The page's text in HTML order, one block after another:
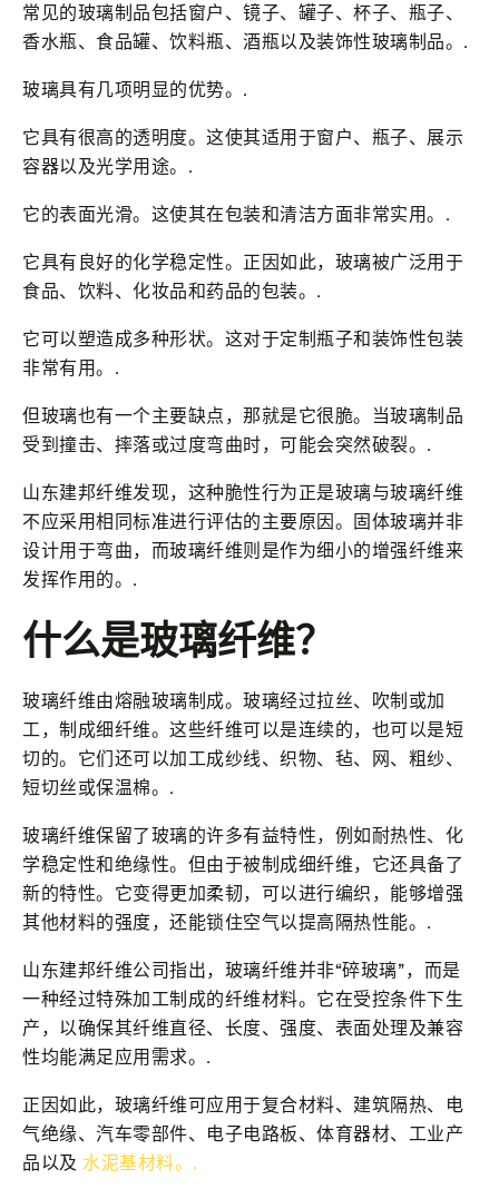
常见的玻璃制品包括窗户、镜子、罐子、杯子、瓶子、
香水瓶、食品罐、饮料瓶、酒瓶以及装饰性玻璃制品。.
玻璃具有几项明显的优势。.
它具有很高的透明度。这使其适用于窗户、瓶子、展示
容器以及光学用途。.
它的表面光滑。这使其在包装和清洁方面非常实用。.
它具有良好的化学稳定性。正因如此，玻璃被广泛用于
食品、饮料、化妆品和药品的包装。.
它可以塑造成多种形状。这对于定制瓶子和装饰性包装
非常有用。.
但玻璃也有一个主要缺点，那就是它很脆。当玻璃制品
受到撞击、摔落或过度弯曲时，可能会突然破裂。.
山东建邦纤维发现，这种脆性行为正是玻璃与玻璃纤维
不应采用相同标准进行评估的主要原因。固体玻璃并非
设计用于弯曲，而玻璃纤维则是作为细小的增强纤维来
发挥作用的。.
什么是玻璃纤维？
玻璃纤维由熔融玻璃制成。玻璃经过拉丝、吹制或加
工，制成细纤维。这些纤维可以是连续的，也可以是短
切的。它们还可以加工成纱线、织物、毡、网、粗纱、
短切丝或保温棉。.
玻璃纤维保留了玻璃的许多有益特性，例如耐热性、化
学稳定性和绝缘性。但由于被制成细纤维，它还具备了
新的特性。它变得更加柔韧，可以进行编织，能够增强
其他材料的强度，还能锁住空气以提高隔热性能。.
山东建邦纤维公司指出，玻璃纤维并非“碎玻璃”，而是
一种经过特殊加工制成的纤维材料。它在受控条件下生
产，以确保其纤维直径、长度、强度、表面处理及兼容
性均能满足应用需求。.
正因如此，玻璃纤维可应用于复合材料、建筑隔热、电
气绝缘、汽车零部件、电子电路板、体育器材、工业产
品以及 水泥基材料。.